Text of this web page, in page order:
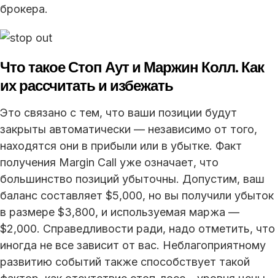
брокера.
Что такое Стоп Аут и Маржин Колл. Как
их рассчитать и избежать
Это связано с тем, что ваши позиции будут
закрыты автоматически — независимо от того,
находятся они в прибыли или в убытке. Факт
получения Margin Call уже означает, что
большинство позиций убыточны. Допустим, ваш
баланс составляет $5,000, но вы получили убыток
в размере $3,800, и используемая маржа —
$2,000. Справедливости ради, надо отметить, что
иногда не все зависит от вас. Неблагоприятному
развитию событий также способствует такой